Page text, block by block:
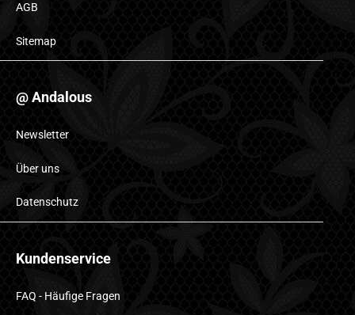
AGB
Sitemap
@ Andalous
Newsletter
Über uns
Datenschutz
Kundenservice
FAQ - Häufige Fragen